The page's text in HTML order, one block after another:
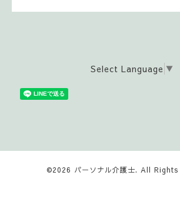
Select Language ▼
©2026 パーソナル介護士. All Rights